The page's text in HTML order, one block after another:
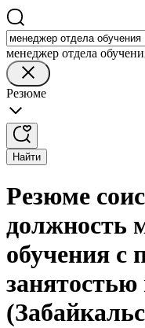
менеджер отдела
Резюме
Найти
Резюме
должность
обучения с